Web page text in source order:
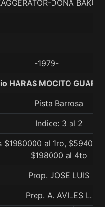
DOÑA BAKU-
-1979-
HARAS MOCITO
Pista Barrosa
Indice: 3 al 2
$1980000 al 1ro,
$198000 al 4to
Prop. JOSE LUIS
Prep. A. AVILES L.